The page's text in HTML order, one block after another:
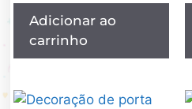
Adicionar ao
carrinho